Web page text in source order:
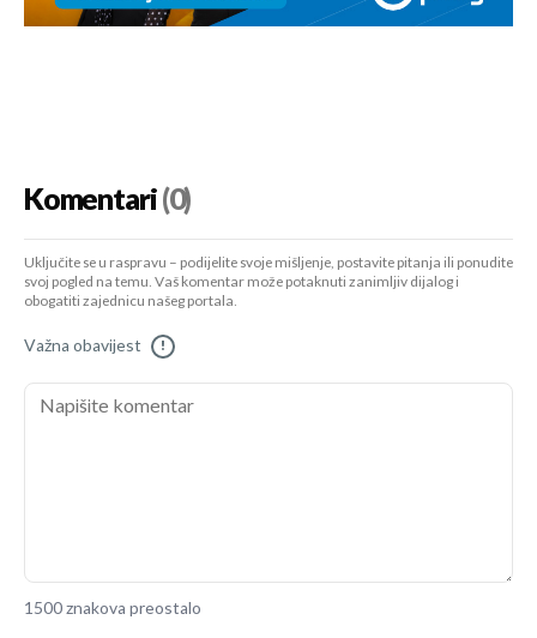
Komentari(0)
Uključite se u raspravu – podijelite svoje mišljenje, postavite pitanja ili ponudite
svoj pogled na temu. Vaš komentar može potaknuti zanimljiv dijalog i
obogatiti zajednicu našeg portala.
Važna obavijest !
1500 znakova preostalo